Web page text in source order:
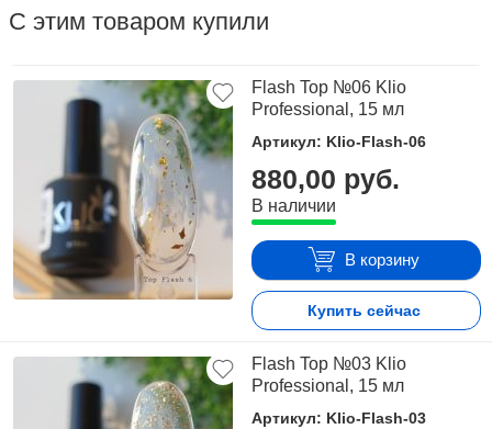
С этим товаром купили
Flash Top №06 Klio
Professional, 15 мл
Артикул: Klio-Flash-06
880,00 руб.
В наличии
В корзину
Купить сейчас
Flash Top №03 Klio
Professional, 15 мл
Артикул: Klio-Flash-03